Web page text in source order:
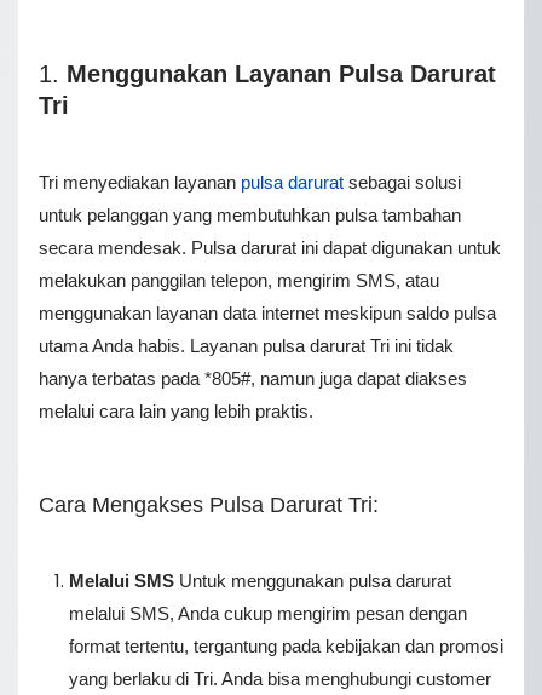
1. Menggunakan Layanan Pulsa Darurat
Tri
Tri menyediakan layanan pulsa darurat sebagai solusi
untuk pelanggan yang membutuhkan pulsa tambahan
secara mendesak. Pulsa darurat ini dapat digunakan untuk
melakukan panggilan telepon, mengirim SMS, atau
menggunakan layanan data internet meskipun saldo pulsa
utama Anda habis. Layanan pulsa darurat Tri ini tidak
hanya terbatas pada *805#, namun juga dapat diakses
melalui cara lain yang lebih praktis.
Cara Mengakses Pulsa Darurat Tri:
Melalui SMS Untuk menggunakan pulsa darurat
melalui SMS, Anda cukup mengirim pesan dengan
format tertentu, tergantung pada kebijakan dan promosi
yang berlaku di Tri. Anda bisa menghubungi customer